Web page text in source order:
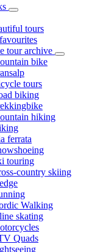
tours
tour archive
bike
tours
biking
hiking
ferrata
touring
country skiing
Walking
skating
Quads